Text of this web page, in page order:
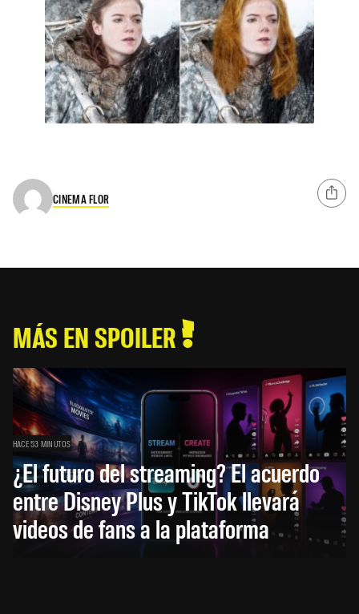
CINEMA FLOR
MÁS EN SPOILER
HACE 53 MINUTOS
¿El futuro del streaming? El acuerdo
entre Disney Plus y TikTok llevará
videos de fans a la plataforma